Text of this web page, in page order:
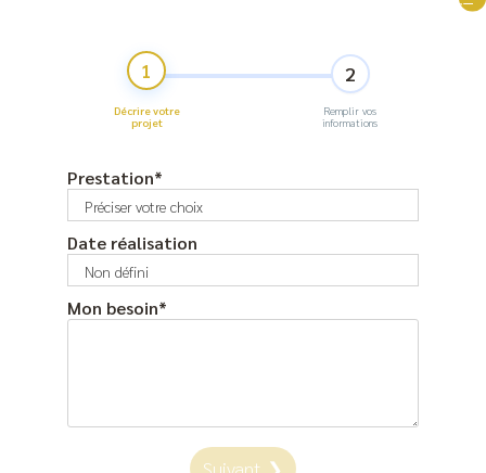
1
Décrire votre
projet
2
Remplir vos
informations
Prestation*
Date réalisation
Mon besoin*